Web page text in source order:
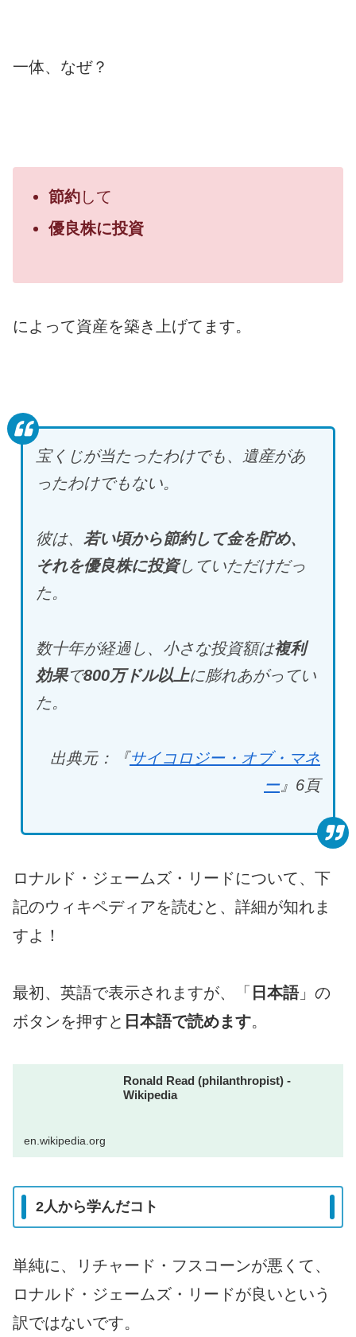
一体、なぜ？
節約して
優良株に投資
によって資産を築き上げてます。
宝くじが当たったわけでも、遺産があ
ったわけでもない。
彼は、 若い頃から節約して金を貯め、
それを優良株に投資していただけだっ
た。
数十年が経過し、小さな投資額は複利
効果で800万ドル以上に膨れあがってい
た。
出典元：『サイコロジー・オブ・マネ
ー』6頁
ロナルド・ジェームズ・リードについて、下
記のウィキペディアを読むと、詳細が知れま
すよ！
最初、英語で表示されますが、「 日本語」の
ボタンを押すと 日本語で読めます。
Ronald Read (philanthropist) -
Wikipedia
en.wikipedia.org
2人から学んだコト
単純に、リチャード・フスコーンが悪くて、
ロナルド・ジェームズ・リードが良いという
訳ではないです。